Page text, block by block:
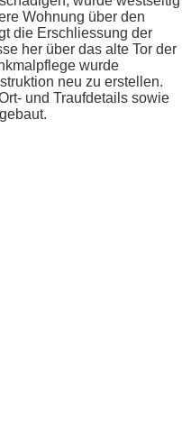
Wohnung über den
die Erschliessung der
her über das alte Tor der
wurde
neu zu erstellen.
und Traufdetails sowie